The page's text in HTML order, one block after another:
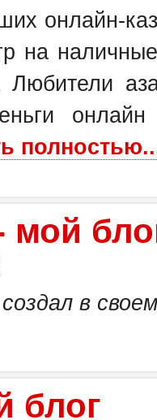
онлайн-
на
Любители
мой
в
блог